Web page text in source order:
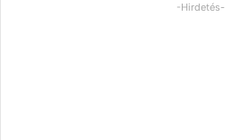
-Hirdetés-